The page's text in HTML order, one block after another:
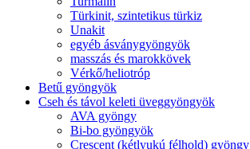
Türkinit, szintetikus türkiz
Unakit
egyéb ásványgyöngyök
masszás és marokkövek
Vérkő/heliotróp
Betű gyöngyök
Cseh és távol keleti üveggyöngyök
AVA gyöngy
Bi-bo gyöngyök
Crescent (kétlyukú félhold) gyöngy